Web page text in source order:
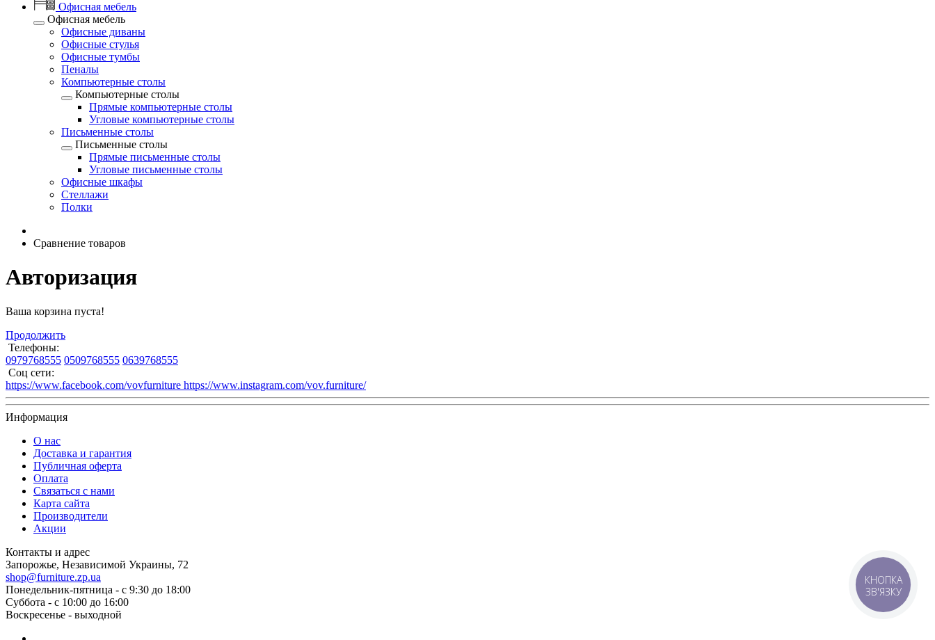
Офисная мебель
Офисная мебель
Офисные диваны
Офисные стулья
Офисные тумбы
Пеналы
Компьютерные столы
Компьютерные столы
Прямые компьютерные столы
Угловые компьютерные столы
Письменные столы
Письменные столы
Прямые письменные столы
Угловые письменные столы
Офисные шкафы
Стеллажи
Полки
Сравнение товаров
Авторизация
Ваша корзина пуста!
Продолжить
Телефоны:
0979768555 0509768555 0639768555
Соц сети:
https://www.facebook.com/vovfurniture https://www.instagram.com/vov.furniture/
Информация
О нас
Доставка и гарантия
Публичная оферта
Оплата
Связаться с нами
Карта сайта
Производители
Акции
Контакты и адрес
Запорожье, Независимой Украины, 72
shop@furniture.zp.ua
Понедельник-пятница - с 9:30 до 18:00
Суббота - с 10:00 до 16:00
Воскресенье - выходной
КНОПКА
ЗВ'ЯЗКУ